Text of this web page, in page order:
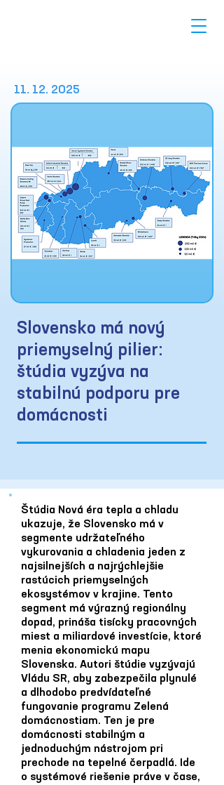
11. 12. 2025
Slovensko má nový
priemyselný pilier:
štúdia vyzýva na
stabilnú podporu pre
domácnosti
Štúdia Nová éra tepla a chladu
ukazuje, že Slovensko má v
segmente udržateľného
vykurovania a chladenia jeden z
najsilnejších a najrýchlejšie
rastúcich priemyselných
ekosystémov v krajine. Tento
segment má výrazný regionálny
dopad, prináša tisícky pracovných
miest a miliardové investície, ktoré
menia ekonomickú mapu
Slovenska. Autori štúdie vyzývajú
Vládu SR, aby zabezpečila plynulé
a dlhodobo predvídateľné
fungovanie programu Zelená
domácnostiam. Ten je pre
domácnosti stabilným a
jednoduchým nástrojom pri
prechode na tepelné čerpadlá. Ide
o systémové riešenie práve v čase,